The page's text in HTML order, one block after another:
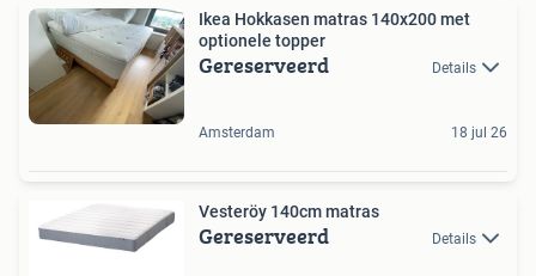
Ikea Hokkasen matras 140x200 met
optionele topper
Gereserveerd Details
Amsterdam 18 jul 26
Vesteröy 140cm matras
Gereserveerd Details